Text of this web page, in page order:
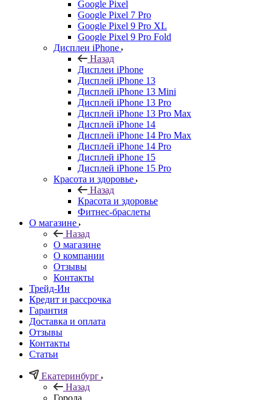
Google Pixel
Google Pixel 7 Pro
Google Pixel 9 Pro XL
Google Pixel 9 Pro Fold
Дисплеи iPhone
Назад
Дисплеи iPhone
Дисплей iPhone 13
Дисплей iPhone 13 Mini
Дисплей iPhone 13 Pro
Дисплей iPhone 13 Pro Max
Дисплей iPhone 14
Дисплей iPhone 14 Pro Max
Дисплей iPhone 14 Pro
Дисплей iPhone 15
Дисплей iPhone 15 Pro
Красота и здоровье
Назад
Красота и здоровье
Фитнес-браслеты
О магазине
Назад
О магазине
О компании
Отзывы
Контакты
Трейд-Ин
Кредит и рассрочка
Гарантия
Доставка и оплата
Отзывы
Контакты
Статьи
Екатеринбург
Назад
Города